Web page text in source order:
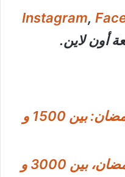
Instagram,
أون لاين.
برنامج التنشيف في رمضان: بين 1500 و
برنامج التضخيم في رمضان، بين 3000 و